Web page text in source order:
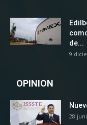
de...
9
OPINION
28